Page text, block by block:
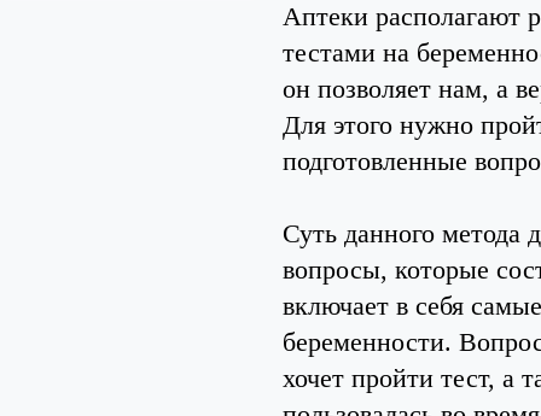
Аптеки располагают
тестами на
он позволяет нам, а
Для этого нужно
подготовленные
Суть данного
вопросы, которые
включает в себя
беременности.
хочет пройти тест, а